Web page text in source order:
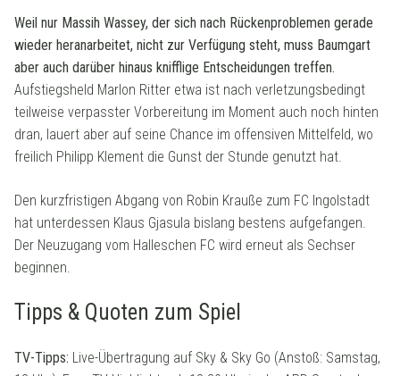
Weil nur Massih Wassey, der sich nach Rückenproblemen gerade
wieder heranarbeitet, nicht zur Verfügung steht, muss Baumgart
aber auch darüber hinaus knifflige Entscheidungen treffen.
Aufstiegsheld Marlon Ritter etwa ist nach verletzungsbedingt
teilweise verpasster Vorbereitung im Moment auch noch hinten
dran, lauert aber auf seine Chance im offensiven Mittelfeld, wo
freilich Philipp Klement die Gunst der Stunde genutzt hat.
Den kurzfristigen Abgang von Robin Krauße zum FC Ingolstadt
hat unterdessen Klaus Gjasula bislang bestens aufgefangen.
Der Neuzugang vom Halleschen FC wird erneut als Sechser
beginnen.
Tipps & Quoten zum Spiel
TV-Tipps: Live-Übertragung auf Sky & Sky Go (Anstoß: Samstag,